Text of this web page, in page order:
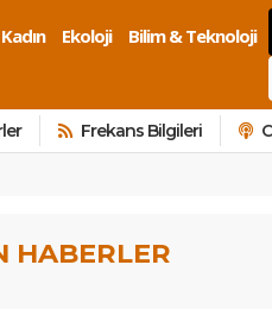
Kadın Ekoloji
Bilim & Teknoloji
Frekans Bilgileri
HABERLER